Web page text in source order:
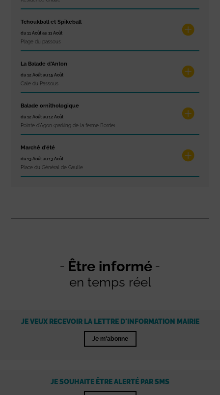
Tchoukball et Spikeball
du 11 Août au 11 Août
Plage du passous
La Balade d’Anton
du 12 Août au 15 Août
Cale du Passous
Balade ornithologique
du 12 Août au 12 Août
Pointe d'Agon (parking de la ferme Borde)
Marché d’été
du 13 Août au 13 Août
Place du Général de Gaulle
Être informé
en temps réel
JE VEUX RECEVOIR LA LETTRE D'INFORMATION MAIRIE
Je m'abonne
JE SOUHAITE ÊTRE ALERTÉ PAR SMS